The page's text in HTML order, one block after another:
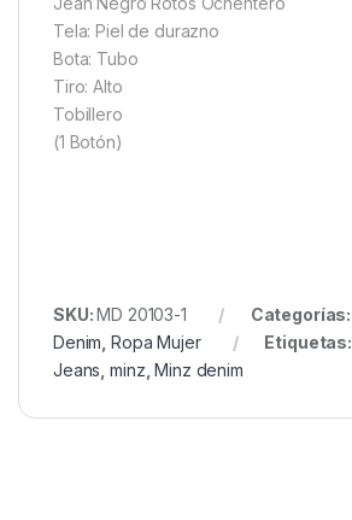
Tela: Piel de durazno
Bota: Tubo
Tiro: Alto
Tobillero
(1 Botón)
SKU:MD 20103-1 Categorías:
Denim ,Ropa Mujer Etiquetas:
Jeans ,minz ,Minz denim